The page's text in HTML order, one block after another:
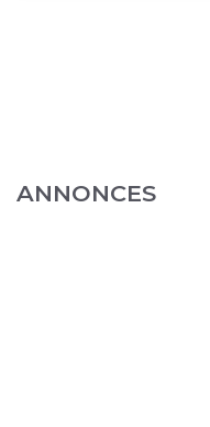
ANNONCES